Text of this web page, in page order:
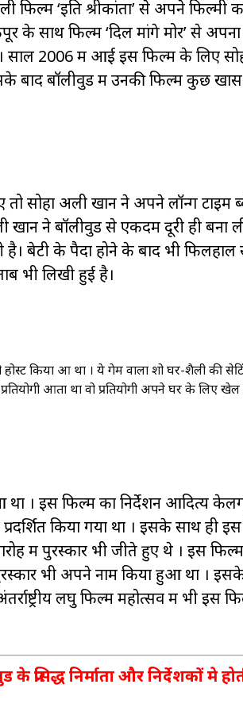
फिल्म ‘इति श्रीकांता’ से अपने
के साथ फिल्म ‘दिल मांगे मोर’ से
। साल 2006 में आई इस फिल्म के लिए
इसके बाद बॉलीवुड में उनकी फिल्में कुछ
सोहा अली खान ने अपने लॉन्ग टाइम
ने बॉलीवुड से एकदम दूरी ही बना
बेटी के पैदा होने के बाद भी फिलहाल
भी लिखी हुई है।
किया हुआ था । ये गेम वाला शो घर-शैली की
आता था वो प्रतियोगी अपने घर के लिए
। इस फिल्म का निर्देशन आदित्य
किया गया था । इसके साथ ही
में पुरस्कार भी जीते हुए थे । इस
भी अपने नाम किया हुआ था ।
लघु फिल्म महोत्सव में भी इस
निर्माता और निर्देशकों मे